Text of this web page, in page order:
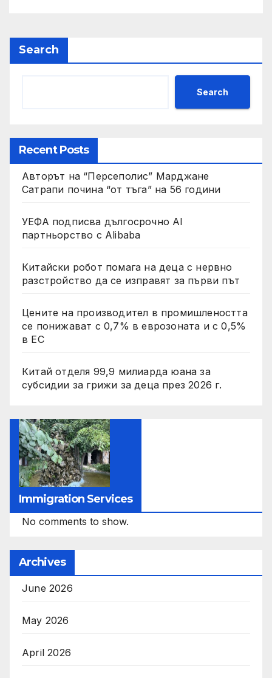
Search
Search
Recent Posts
Авторът на “Персеполис” Марджане
Сатрапи почина “от тъга” на 56 години
УЕФА подписва дългосрочно AI
партньорство с Alibaba
Китайски робот помага на деца с нервно
разстройство да се изправят за първи път
Цените на производител в промишлеността
се понижават с 0,7% в еврозоната и с 0,5%
в ЕС
Китай отделя 99,9 милиарда юана за
субсидии за грижи за деца през 2026 г.
Immigration Services
No comments to show.
Archives
June 2026
May 2026
April 2026